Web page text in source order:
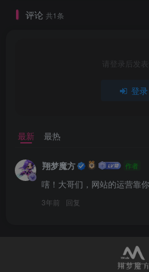
评论 共1条
请登录后发
登录
最新 最热
翔梦魔方 作者
嗐！大哥们，网站的运营靠
3年前 回复